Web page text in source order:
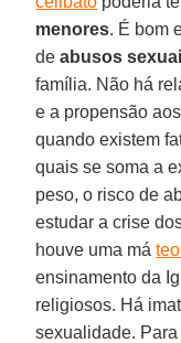
menores. É bom
deabusos
família. Não há
e a propensão
quando existem
quais se soma a
peso, o risco de
estudar a crise
houve uma má
ensinamento da
religiosos. Há
sexualidade.